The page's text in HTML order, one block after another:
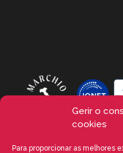
Gerir o
cookies
Para proporcionar as melhores